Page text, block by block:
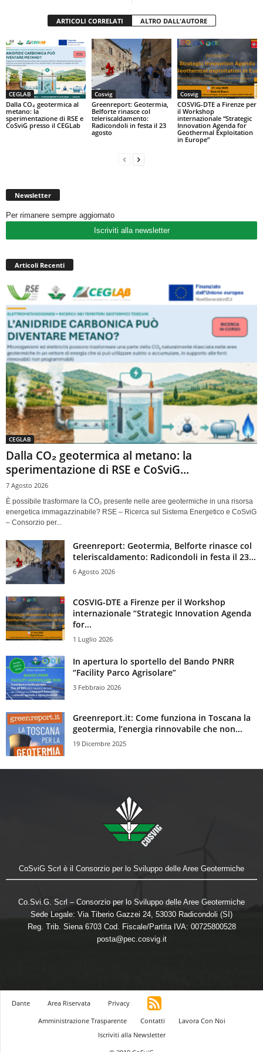
ARTICOLI CORRELATI ALTRO DALL'AUTORE
CEGLAB
Dalla CO₂ geotermica al
metano: la
sperimentazione di RSE e
CoSviG presso il CEGLab
Cosvig
Greenreport: Geotermia,
Belforte rinasce col
teleriscaldamento:
Radicondoli in festa il 23
agosto
Cosvig
COSVIG-DTE a Firenze per
il Workshop
internazionale “Strategic
Innovation Agenda for
Geothermal Exploitation
in Europe”
Newsletter
Per rimanere sempre aggiornato
Iscriviti alla newsletter
Articoli Recenti
CEGLAB
Dalla CO₂ geotermica al metano: la
sperimentazione di RSE e CoSviG...
7 Agosto 2026
È possibile trasformare la CO₂ presente nelle aree geotermiche in una risorsa
energetica immagazzinabile? RSE – Ricerca sul Sistema Energetico e CoSviG
– Consorzio per...
Greenreport: Geotermia, Belforte rinasce col
teleriscaldamento: Radicondoli in festa il 23...
6 Agosto 2026
COSVIG-DTE a Firenze per il Workshop
internazionale “Strategic Innovation Agenda
for...
1 Luglio 2026
In apertura lo sportello del Bando PNRR
“Facility Parco Agrisolare”
3 Febbraio 2026
Greenreport.it: Come funziona in Toscana la
geotermia, l’energia rinnovabile che non...
19 Dicembre 2025
CoSviG Scrl è il Consorzio per lo Sviluppo delle Aree Geotermiche
Co.Svi.G. Scrl – Consorzio per lo Sviluppo delle Aree Geotermiche
Sede Legale: Via Tiberio Gazzei 24, 53030 Radicondoli (SI)
Reg. Trib. Siena 6703 Cod. Fiscale/Partita IVA: 00725800528
posta@pec.cosvig.it
Dante Area Riservata
Privacy
Amministrazione Trasparente
Contatti
Lavora Con Noi
Iscriviti alla Newsletter